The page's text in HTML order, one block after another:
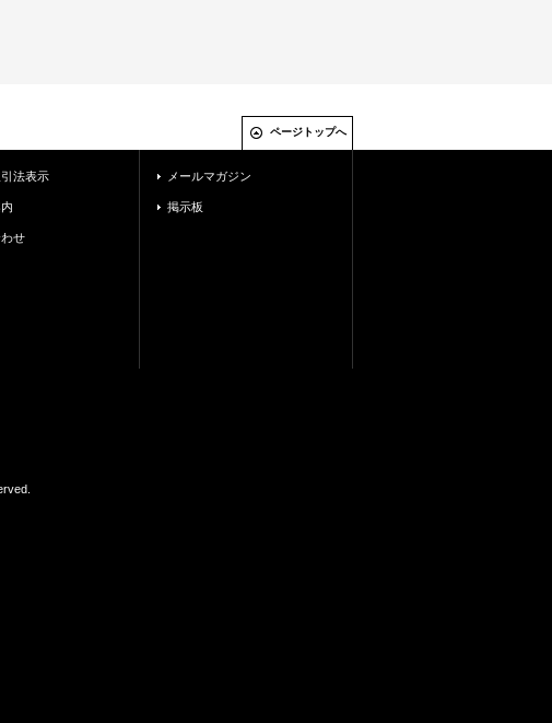
ページトップへ
法表示
せ
メールマガジン
掲示板